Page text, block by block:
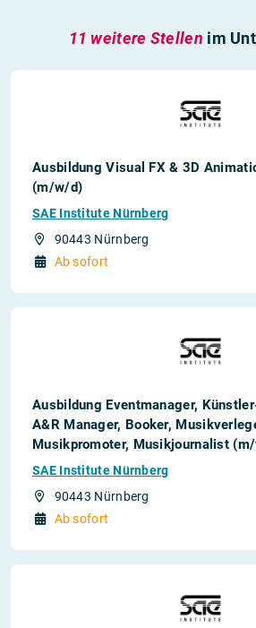
11 weitere Stellen im
Ausbildung Visual FX & 3D
(m/w/d)
SAE Institute Nürnberg
90443 Nürnberg
Ab sofort
Ausbildung Eventmanager,
A&R Manager, Booker,
Musikpromoter, Musikjournalist
SAE Institute Nürnberg
90443 Nürnberg
Ab sofort